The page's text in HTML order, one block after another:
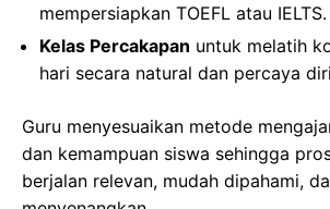
mempersiapkan TOEFL atau IELTS.
Kelas Percakapan untuk melatih
hari secara natural dan percaya
Guru menyesuaikan metode
dan kemampuan siswa sehingga
berjalan relevan, mudah dipahami,